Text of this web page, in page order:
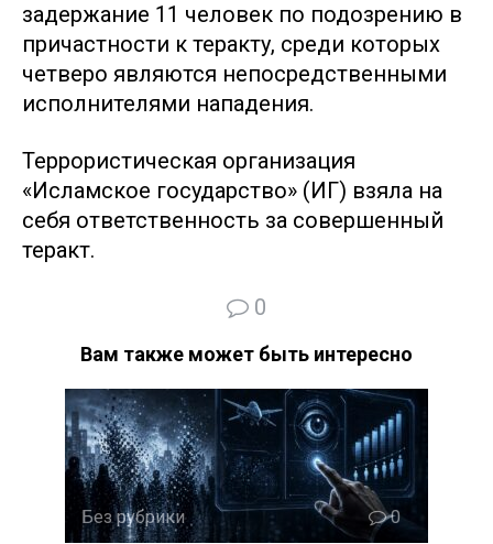
задержание 11 человек по подозрению в
причастности к теракту, среди которых
четверо являются непосредственными
исполнителями нападения.
Террористическая организация
«Исламское государство» (ИГ) взяла на
себя ответственность за совершенный
теракт.
0
Вам также может быть интересно
Без рубрики 0